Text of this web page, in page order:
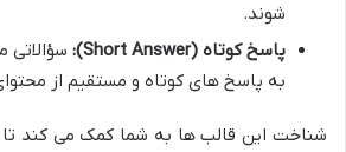
شوند.
پاسخ کوتاه (Short Answer):
سؤالاتی
به پاسخ های کوتاه و مستقیم از
شناخت این قالب ها به شما کمک می کند تا